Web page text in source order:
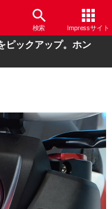
検索 Impressサイト
ピックアップ。ホン